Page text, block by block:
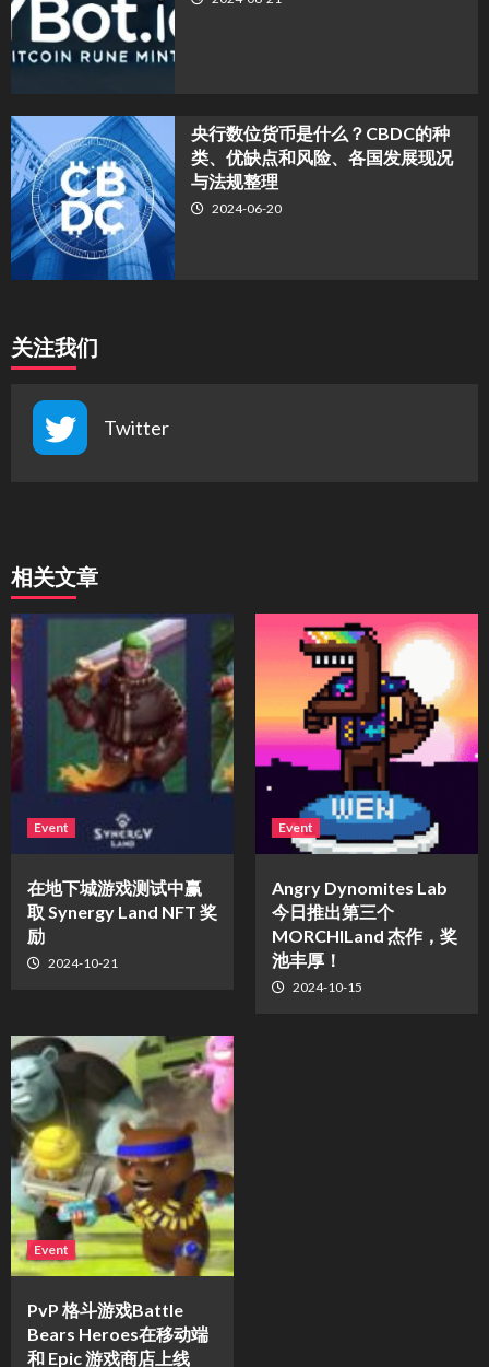
央行数位货币是什么？CBDC的种
类、优缺点和风险、各国发展现况
与法规整理
2024-06-20
关注我们
Twitter
相关文章
Event
在地下城游戏测试中赢
取 Synergy Land NFT 奖
励
2024-10-21
Event
Angry Dynomites Lab
今日推出第三个
MORCHILand 杰作，奖
池丰厚！
2024-10-15
Event
PvP 格斗游戏Battle
Bears Heroes在移动端
和 Epic 游戏商店上线